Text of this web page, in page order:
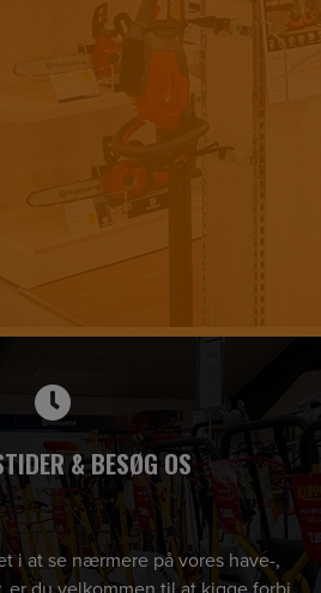
& BESØG OS
i at se nærmere på vores have-,